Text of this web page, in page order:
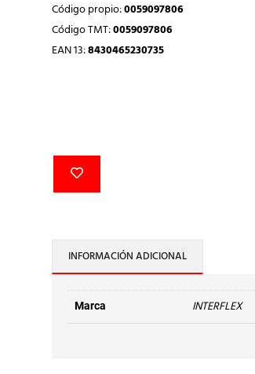
Código propio:0059097806
Código TMT:0059097806
EAN 13:8430465230735
INFORMACIÓN ADICIONAL
Marca INTERFLEX